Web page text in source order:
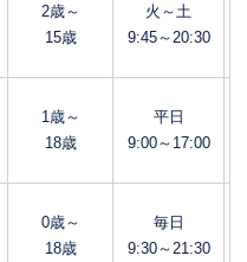
2歳～
15歳
火～土
9:45～20:30
1歳～
18歳
平日
9:00～17:00
0歳～
18歳
毎日
9:30～21:30